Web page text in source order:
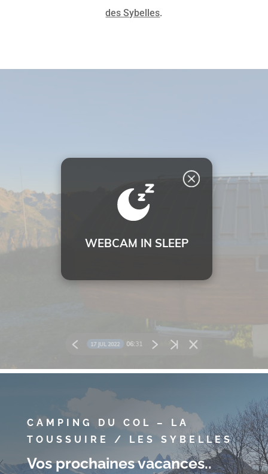
des Sybelles.
CAMPING DU COL – LA
TOUSSUIRE / LES SYBELLES
Vos prochaines vacances..